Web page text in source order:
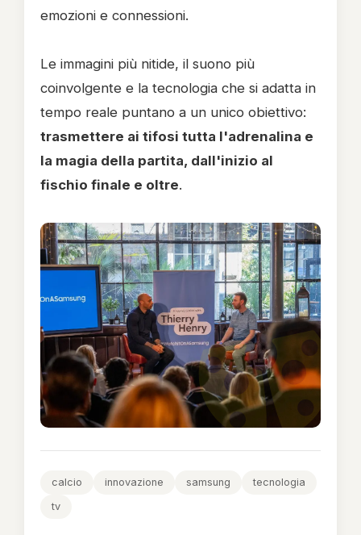
emozioni e connessioni.
Le immagini più nitide, il suono più
coinvolgente e la tecnologia che si adatta in
tempo reale puntano a un unico obiettivo:
trasmettere ai tifosi tutta l'adrenalina e
la magia della partita, dall'inizio al
fischio finale e oltre.
calcio innovazione samsung
tecnologia
tv